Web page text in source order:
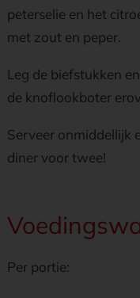
peterselie en het
met zout en peper.
Leg de biefstukken
de knoflookboter
Serveer onmiddellijk
diner voor twee!
Per portie: